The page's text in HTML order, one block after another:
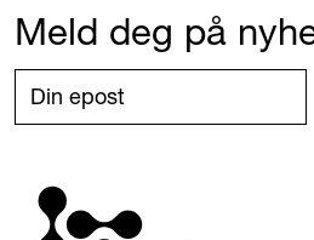
Meld deg på